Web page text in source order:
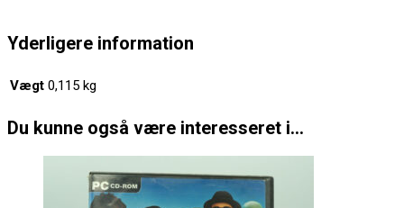
Yderligere information
Vægt 0,115 kg
Du kunne også være interesseret i...